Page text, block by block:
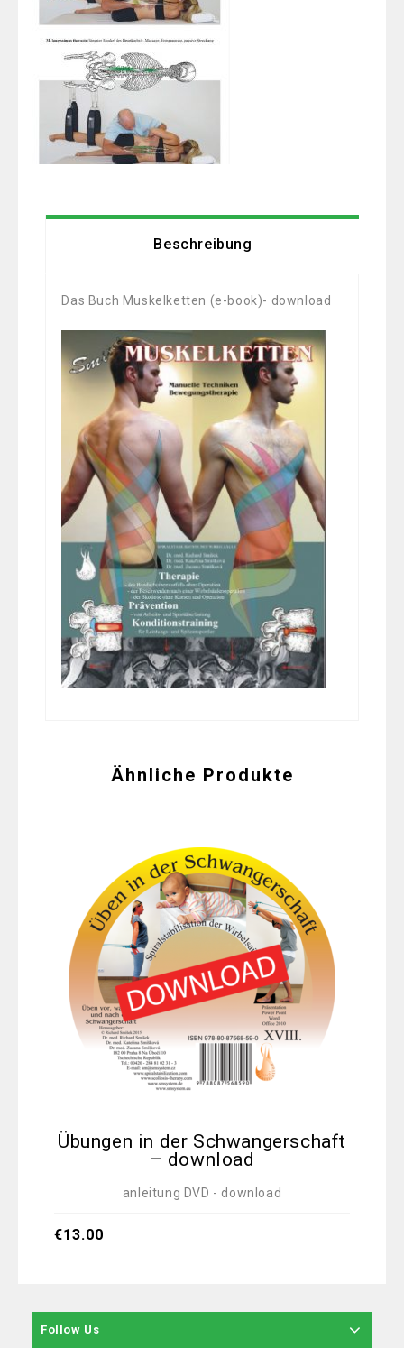
Beschreibung
Das Buch Muskelketten (e-book)- download
Ähnliche Produkte
Übungen in der Schwangerschaft
– download
anleitung DVD - download
€13.00
Follow Us